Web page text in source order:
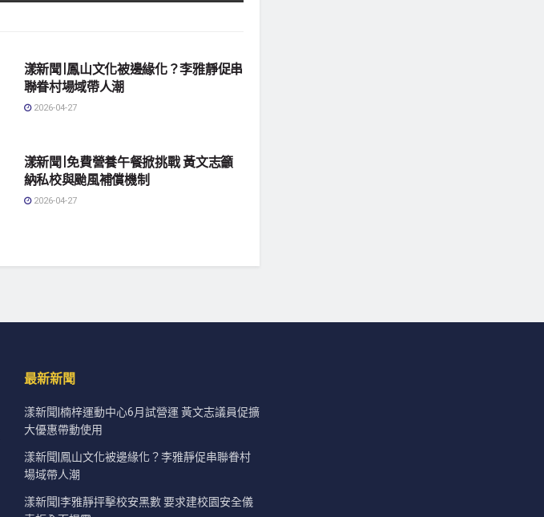
漾新聞|鳳山文化被邊緣化？李雅靜促串
聯眷村場域帶人潮
2026-04-27
漾新聞|免費營養午餐掀挑戰 黃文志籲
納私校與颱風補償機制
2026-04-27
最新新聞
漾新聞|楠梓運動中心6月試營運 黃文志議員促擴
大優惠帶動使用
漾新聞|鳳山文化被邊緣化？李雅靜促串聯眷村
場域帶人潮
漾新聞|李雅靜抨擊校安黑數 要求建校園安全儀